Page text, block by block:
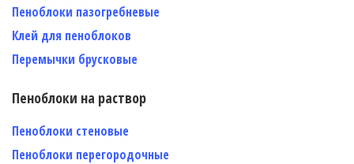
Пеноблоки пазогребневые
Клей для пеноблоков
Перемычки брусковые
Пеноблоки на раствор
Пеноблоки стеновые
Пеноблоки перегородочные